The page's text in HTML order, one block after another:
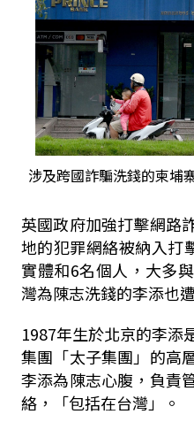
涉及跨國詐騙洗錢的柬埔
英國政府加強打擊網路
地的犯罪網絡被納入打
實體和6名個人，大多
灣為陳志洗錢的李添也
1987年生於北京的李添
集團「太子集團」的高
李添為陳志心腹，負責
絡，「包括在台灣」。